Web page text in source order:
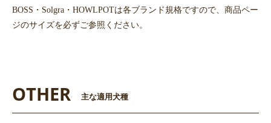
BOSS・Solgra・HOWLPOTは各ブランド規格ですので、商品ペー
ジのサイズを必ずご参照ください。
OTHER 主な適用犬種